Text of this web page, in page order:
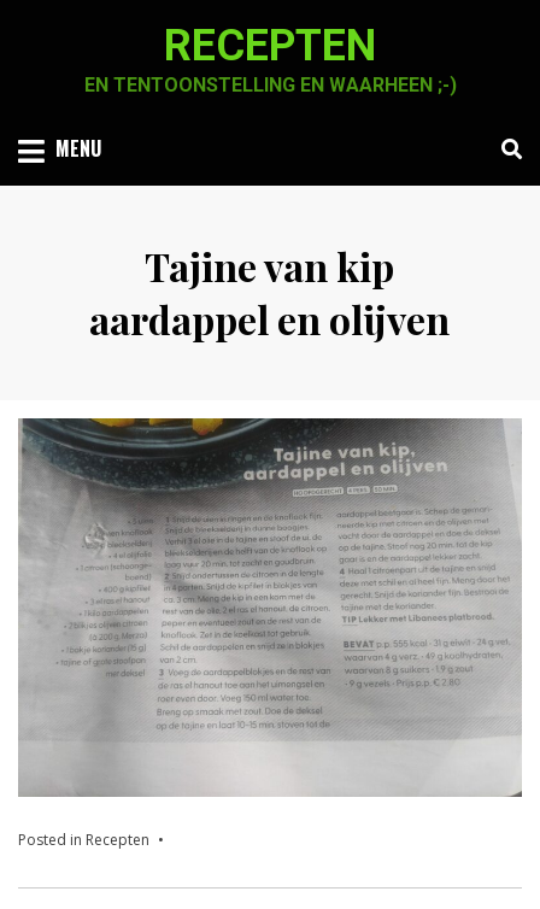
RECEPTEN
EN TENTOONSTELLING EN WAARHEEN ;-)
MENU
Tajine van kip
aardappel en olijven
Posted in Recepten